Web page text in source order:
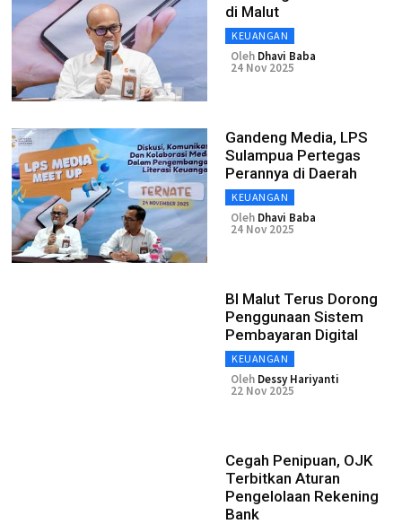
di Malut
KEUANGAN
Oleh Dhavi Baba
24 Nov 2025
Gandeng Media, LPS
Sulampua Pertegas
Perannya di Daerah
KEUANGAN
Oleh Dhavi Baba
24 Nov 2025
BI Malut Terus Dorong
Penggunaan Sistem
Pembayaran Digital
KEUANGAN
Oleh Dessy Hariyanti
22 Nov 2025
Cegah Penipuan, OJK
Terbitkan Aturan
Pengelolaan Rekening
Bank